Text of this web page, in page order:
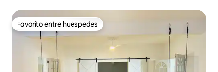
Favorito entre huéspedes
Favorito entre huéspedes